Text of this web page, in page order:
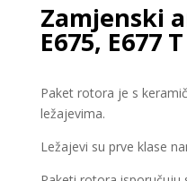
Zamjenski
E675, E677 T
Paket rotora je s
ležajevima.
Ležajevi su prve klase